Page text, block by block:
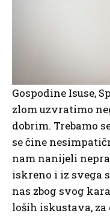
Gospodine Isuse,
zlom uzvratimo
dobrim. Trebamo
se čine
nam nanijeli
iskreno i iz svega
nas zbog svog
loših iskustava, za